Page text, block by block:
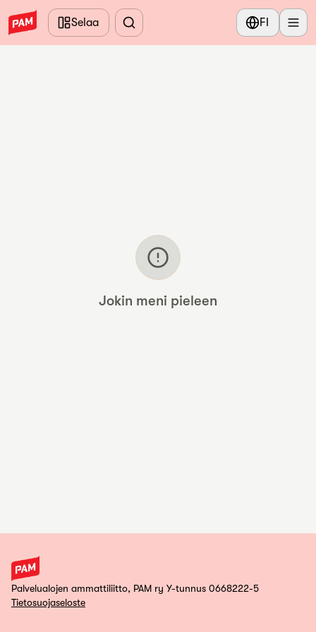
Siirry pääsisältöön
Selaa
FI
Jokin meni pieleen
Palvelualojen ammattiliitto, PAM ry Y-tunnus 0668222-5
Tietosuojaseloste